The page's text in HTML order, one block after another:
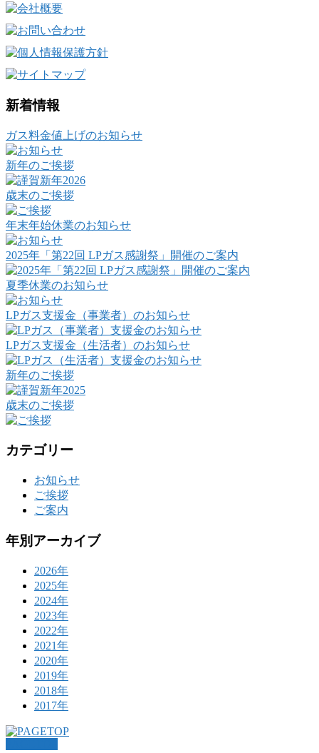
新着情報
ガス料金値上げのお知らせ
新年のご挨拶
歳末のご挨拶
年末年始休業のお知らせ
2025年「第22回 LPガス感謝祭」開催のご案内
夏季休業のお知らせ
LPガス支援金（事業者）のお知らせ
LPガス支援金（生活者）のお知らせ
新年のご挨拶
歳末のご挨拶
カテゴリー
お知らせ
ご挨拶
ご案内
年別アーカイブ
2026年
2025年
2024年
2023年
2022年
2021年
2020年
2019年
2018年
2017年